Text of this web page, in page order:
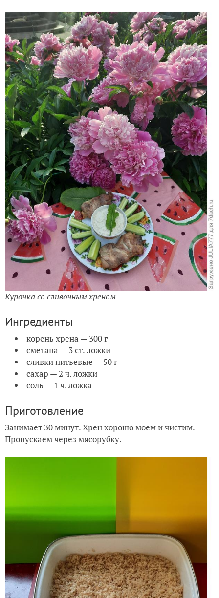
Курочка со сливочным хреном
Ингредиенты
корень хрена — 300 г
сметана — 3 ст. ложки
сливки питьевые — 50 г
сахар — 2 ч. ложки
соль — 1 ч. ложка
Приготовление
Занимает 30 минут. Хрен хорошо моем и чистим.
Пропускаем через мясорубку.